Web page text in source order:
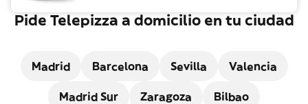
Pide Telepizza a domicilio en tu ciudad
Madrid Barcelona Sevilla Valencia
Madrid Sur Zaragoza Bilbao